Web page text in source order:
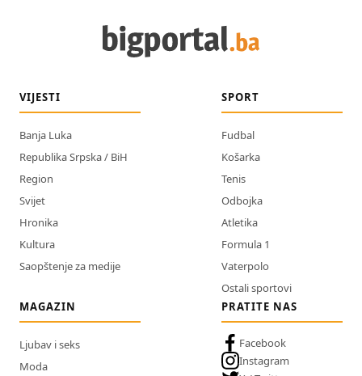
VIJESTI
Banja Luka
Republika Srpska / BiH
Region
Svijet
Hronika
Kultura
Saopštenje za medije
SPORT
Fudbal
Košarka
Tenis
Odbojka
Atletika
Formula 1
Vaterpolo
Ostali sportovi
MAGAZIN
Ljubav i seks
Moda
PRATITE NAS
Facebook
Instagram